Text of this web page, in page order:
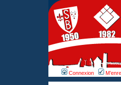
Connexion